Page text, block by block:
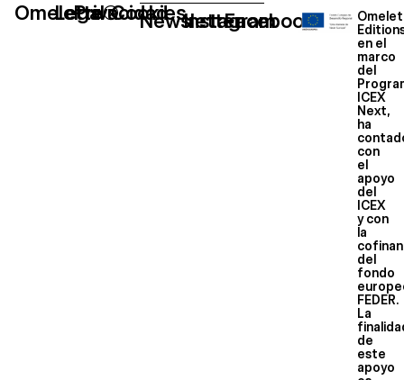
Omelette®
Legal
Privacidad
Cookies
Newsletter
Instagram
Facebook
en el
marco
del
ICEX
Next,
ha
con
el
apoyo
del
ICEX
y con
la
del
fondo
FEDER.
La
de
este
apoyo